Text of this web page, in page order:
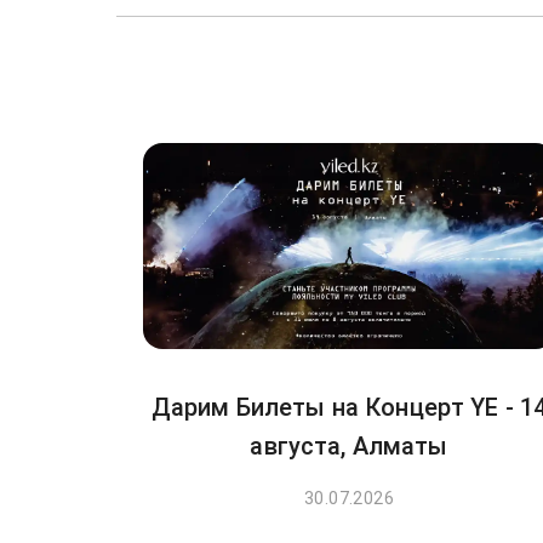
Дарим Билеты на Концерт YE -
августа, Алматы
30.07.2026